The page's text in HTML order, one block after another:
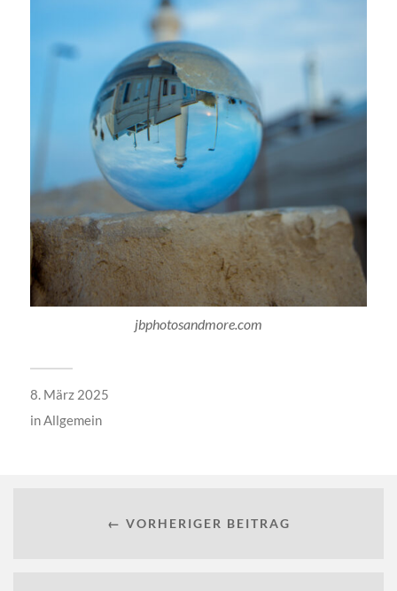
jbphotosandmore.com
8. März 2025
inAllgemein
← VORHERIGER BEITRAG